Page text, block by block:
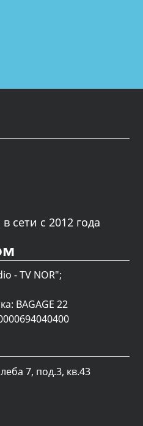
сети с 2012 года
- TV NOR";
BAGAGE 22
7, под.3, кв.43